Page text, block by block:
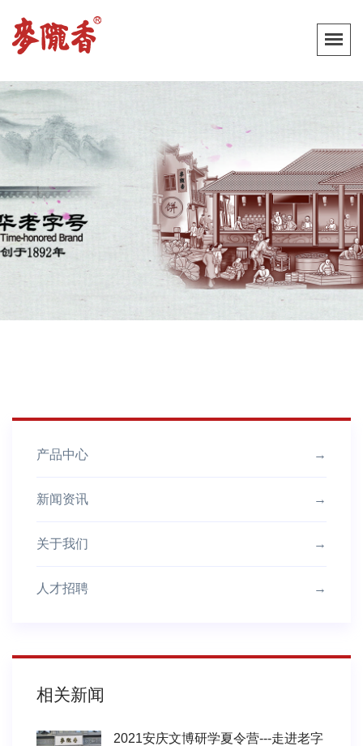
产品中心 →
新闻资讯 →
关于我们 →
人才招聘 →
相关新闻
2021安庆文博研学夏令营---走进老字